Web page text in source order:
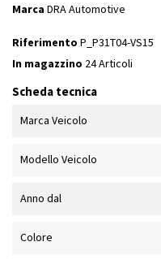
Marca DRA Automotive
Riferimento P_P31T04-VS15
In magazzino 24 Articoli
Scheda tecnica
Marca Veicolo
Modello Veicolo
Anno dal
Colore